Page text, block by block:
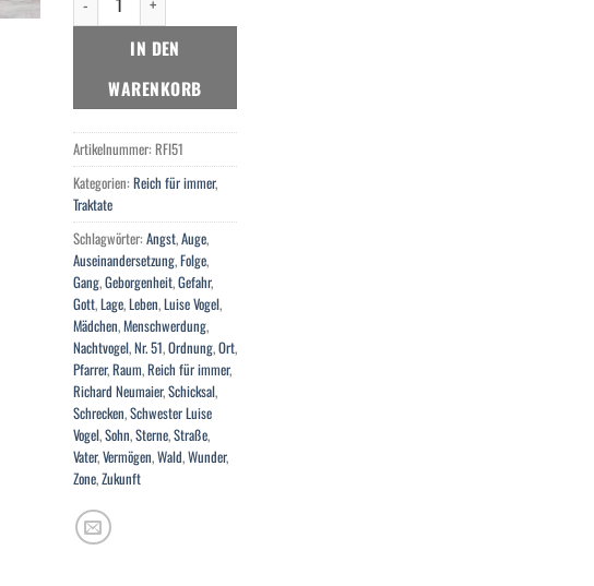
IN DEN
WARENKORB
Artikelnummer: RFI51
Kategorien: Reich für immer,
Traktate
Schlagwörter: Angst,Auge,
Auseinandersetzung,Folge,
Gang,Geborgenheit,Gefahr,
Gott,Lage,Leben,Luise Vogel,
Mädchen,Menschwerdung,
Nachtvogel,Nr. 51,Ordnung,Ort,
Pfarrer,Raum,Reich für immer,
Richard Neumaier,Schicksal,
Schrecken,Schwester Luise
Vogel,Sohn,Sterne,Straße,
Vater,Vermögen,Wald,Wunder,
Zone,Zukunft